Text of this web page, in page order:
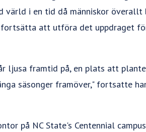
värld i en tid då människor överallt
att utföra det uppdraget
ljusa framtid på, en plats att
säsonger framöver," fortsatte
på NC State's Centennial